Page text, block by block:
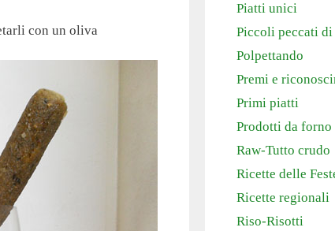
con un oliva
Piatti unici
Piccoli peccati
Polpettando
Premi e
Primi piatti
Prodotti da forno
Raw-Tutto crudo
Ricette delle
Ricette regionali
Riso-Risotti